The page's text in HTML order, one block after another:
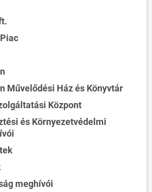
Művelődési Ház és Könyvtár
Központ
és Környezetvédelmi
meghívói